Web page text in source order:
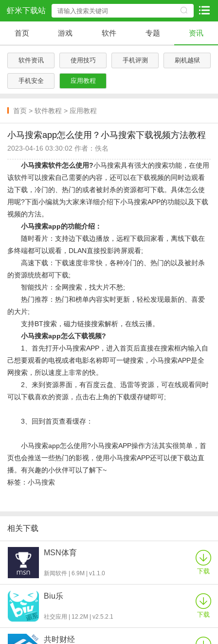
虾米下载站
首页 游戏 软件 专题 资讯
软件资讯 使用技巧 手机评测 刷机越狱
手机安全 应用教程
首页 > 软件教程 > 应用教程
小马搜索app怎么使用？小马搜索下载视频方法教程
2023-04-16 03:30:02 作者：佚名
小马搜索软件怎么使用?小马搜索具有强大的搜索功能，在使用
该软件可以搜索自己需要的内容，还可以在下载视频的同时边观看
边下载，冷门的、热门的或者被封杀的资源都可下载。具体怎么使
用呢?下面小编就为大家来详细介绍下小马搜索APP的功能以及下载
视频的方法。
小马搜索app的功能介绍：
随时看片：支持边下载边播放，远程下载回家看，离线下载在
多终端都可以观看，DLAN直接投影跨屏观看;
高速下载：下载速度非常快，各种冷门的、热门的以及被封杀
的资源统统都可下载;
智能找片：全网搜索，找大片不愁;
热门推荐：热门和榜单内容实时更新，轻松发现最新的、喜爱
的大片;
支持BT搜索，磁力链接搜索解析，在线云播。
小马搜索app怎么下载视频?
1、首先打开小马搜索APP，进入首页后直接在搜索框内输入自
己想要观看的电视或者电影名称即可一键搜索，小马搜索APP是全
网搜索，所以速度上非常的快。
2、来到资源界面，有百度云盘、迅雷等资源，可在线观看同时
可以下载喜欢的资源，点击右上角的下载缓存键即可;
3、回到首页查看缓存：
小马搜索app怎么使用?小马搜索APP操作方法其实很简单，首
页也会推送一些热门的影视，使用小马搜索APP还可以便下载边直
播。有兴趣的小伙伴可以了解下~
标签： 小马搜索
相关下载
MSN体育
新闻软件 | 6.9M | v1.1.0 下载
Biu乐
社交应用 | 12.2M | v2.5.2.1 下载
共时财经